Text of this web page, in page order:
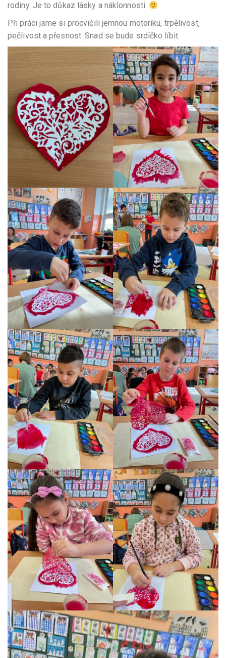
rodiny. Je to důkaz lásky a náklonnosti.
Při práci jsme si procvičili jemnou motoriku, trpělivost,
pečlivost a přesnost. Snad se bude srdíčko líbit.